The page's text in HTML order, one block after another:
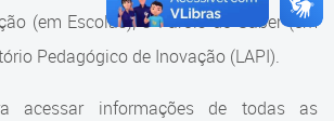
e
(em Escolas); 9 Faróis do Saber (em
Pedagógico de Inovação (LAPI).
acessar informações de todas as